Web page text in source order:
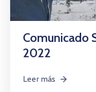
Comunicado
2022
Leer más